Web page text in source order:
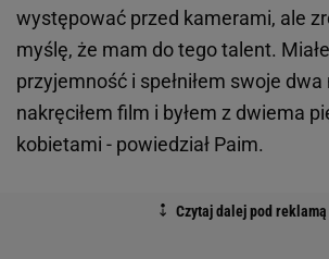
występować przed kamerami, ale
myślę, że mam do tego talent.
przyjemność i spełniłem swoje
nakręciłem film i byłem z dwiema
kobietami - powiedział Paim.